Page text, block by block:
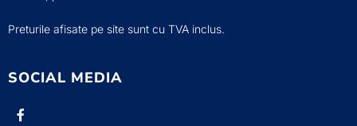
Preturile afisate pe site sunt cu TVA inclus.
SOCIAL MEDIA